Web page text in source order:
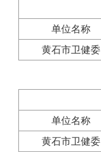
单位名称
黄石市卫健委
单位名称
黄石市卫健委